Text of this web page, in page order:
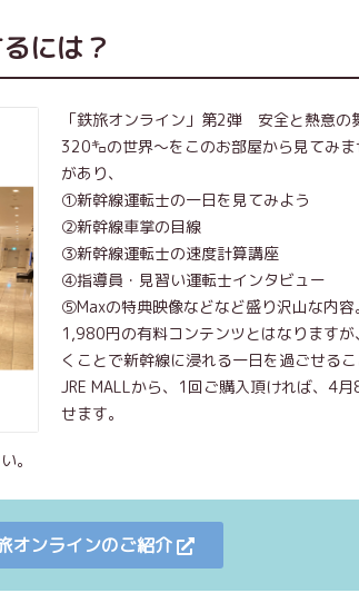
には？
。
「鉄旅オンライン」第2弾 安全と熱意の
320㌔の世界～をこのお部屋から見てみ
があり、
①新幹線運転士の一日を見てみよう
②新幹線車掌の目線
③新幹線運転士の速度計算講座
④指導員・見習い運転士インタビュー
⑤Maxの特典映像などなど盛り沢山な内容。
1,980円の有料コンテンツとはなります
くことで新幹線に浸れる一日を過ごせる
JRE MALLから、1回ご購入頂ければ、4
せます。
オンラインのご紹介